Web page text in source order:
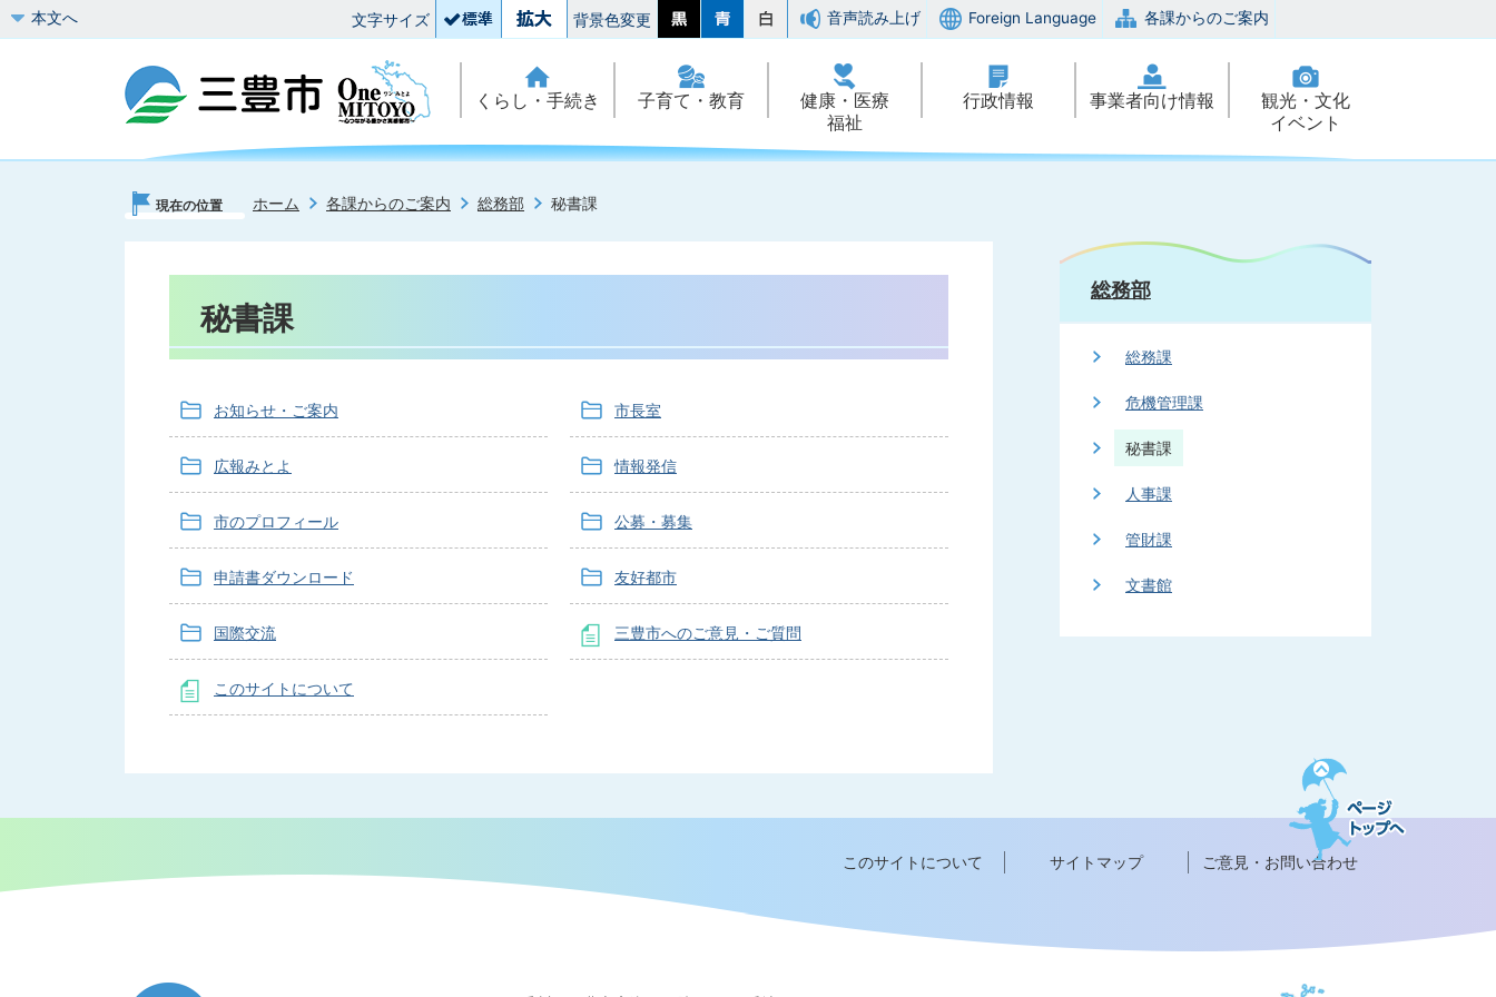
本文へ 文字サイズ 背景色変更 音声読み上げ Foreign Language 各課からのご案内
くらし・手続き 子育て・教育
健康・医療
福祉
行政情報 事業者向け情報
観光・文化
イベント
現在の位置 ホーム 各課からのご案内 総務部 秘書課
秘書課
お知らせ・ご案内 市長室
広報みとよ 情報発信
市のプロフィール 公募・募集
申請書ダウンロード 友好都市
国際交流 三豊市へのご意見・ご質問
このサイトについて
総務部
総務課
危機管理課
秘書課
人事課
管財課
文書館
ペ
ー
ジ
ッ
このサイトについて サイトマップ ご意見・お問い合わせ